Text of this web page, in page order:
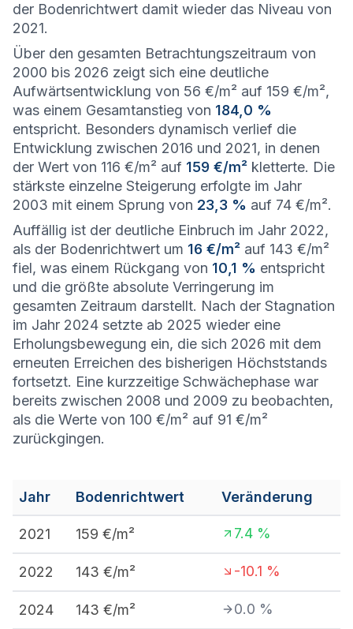
der Bodenrichtwert damit wieder das Niveau von
2021.
Über den gesamten Betrachtungszeitraum von
2000 bis 2026 zeigt sich eine deutliche
Aufwärtsentwicklung von 56 €/m² auf 159 €/m²,
was einem Gesamtanstieg von 184,0 %
entspricht. Besonders dynamisch verlief die
Entwicklung zwischen 2016 und 2021, in denen
der Wert von 116 €/m² auf 159 €/m² kletterte. Die
stärkste einzelne Steigerung erfolgte im Jahr
2003 mit einem Sprung von 23,3 % auf 74 €/m².
Auffällig ist der deutliche Einbruch im Jahr 2022,
als der Bodenrichtwert um 16 €/m² auf 143 €/m²
fiel, was einem Rückgang von 10,1 % entspricht
und die größte absolute Verringerung im
gesamten Zeitraum darstellt. Nach der Stagnation
im Jahr 2024 setzte ab 2025 wieder eine
Erholungsbewegung ein, die sich 2026 mit dem
erneuten Erreichen des bisherigen Höchststands
fortsetzt. Eine kurzzeitige Schwächephase war
bereits zwischen 2008 und 2009 zu beobachten,
als die Werte von 100 €/m² auf 91 €/m²
zurückgingen.
Jahr Bodenrichtwert Veränderung
2021 159 €/m² 7.4 %
2022 143 €/m² -10.1 %
2024 143 €/m² 0.0 %